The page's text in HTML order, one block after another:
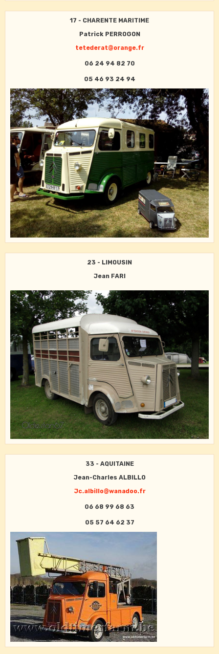
17 - CHARENTE MARITIME
Patrick PERROGON
tetederat@orange.fr
06 24 94 82 70
05 46 93 24 94
23 - LIMOUSIN
Jean FARI
33 - AQUITAINE
Jean-Charles ALBILLO
Jc.albillo@wanadoo.fr
06 68 99 68 63
05 57 64 62 37